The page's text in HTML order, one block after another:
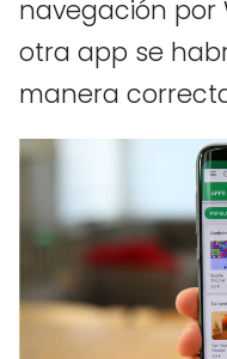
navegación por
otra app se
manera